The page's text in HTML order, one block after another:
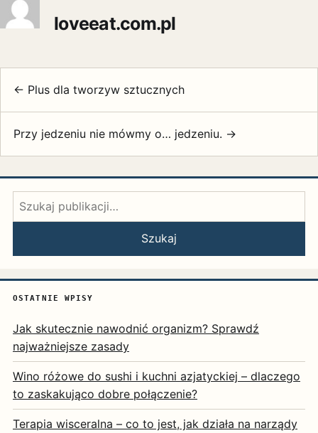
loveeat.com.pl
← Plus dla tworzyw sztucznych
Przy jedzeniu nie mówmy o… jedzeniu. →
Szukaj:
Szukaj
OSTATNIE WPISY
Jak skutecznie nawodnić organizm? Sprawdź
najważniejsze zasady
Wino różowe do sushi i kuchni azjatyckiej – dlaczego
to zaskakująco dobre połączenie?
Terapia wisceralna – co to jest, jak działa na narządy